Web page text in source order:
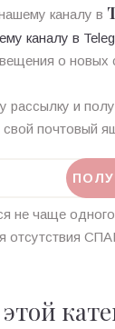
каналу в
о новых
рассылку и
свой почтовый
не чаще
отсутствия